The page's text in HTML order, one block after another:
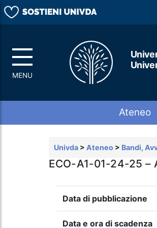
Ateneo
Univda > Ateneo > Bandi,
ECO-A1-01-24-25
Data di pubblicazione
Data e ora di scadenza